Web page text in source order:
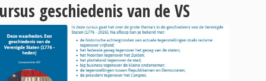
geschiedenis van de VS